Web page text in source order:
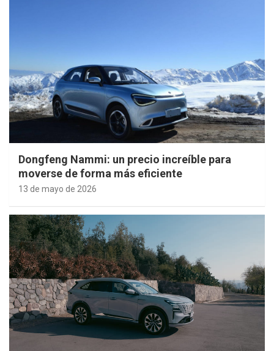
Dongfeng Nammi: un precio increíble para
moverse de forma más eficiente
13 de mayo de 2026